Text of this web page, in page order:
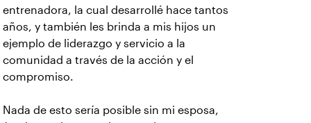
entrenadora, la cual desarrollé hace tantos
años, y también les brinda a mis hijos un
ejemplo de liderazgo y servicio a la
comunidad a través de la acción y el
compromiso.
Nada de esto sería posible sin mi esposa,